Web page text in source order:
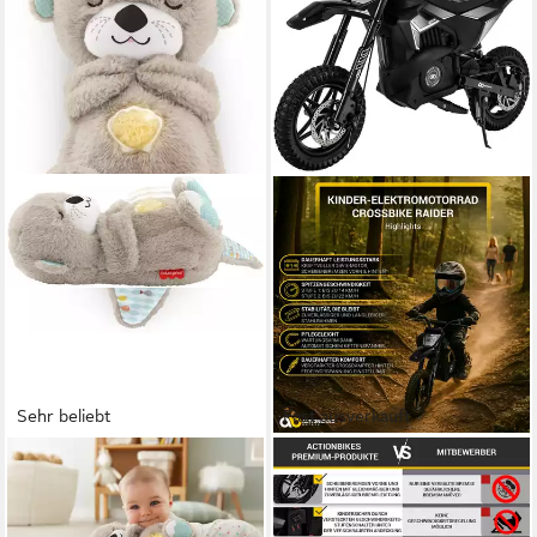
Sehr beliebt
FISHER-PRICE®
Plüschfigur Schlummer-Otter,
Einschlafhilfe, mit sanftem
Fast ausverkauft
ACTIONBIKES MOTORS
Elektro-Kindermotorrad
Kinder Crossbike Raider